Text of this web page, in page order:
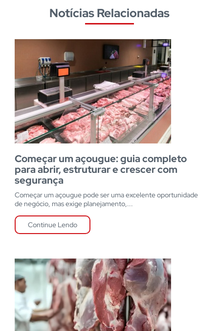
Notícias Relacionadas
Começar um açougue: guia completo
para abrir, estruturar e crescer com
segurança
Começar um açougue pode ser uma excelente oportunidade
de negócio, mas exige planejamento,...
Continue Lendo